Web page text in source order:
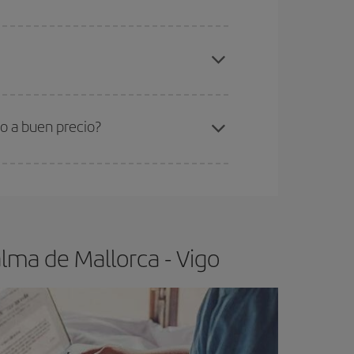
de Mallorca-Vigo-dest
a buen precio?
de Mallorca - Vigo